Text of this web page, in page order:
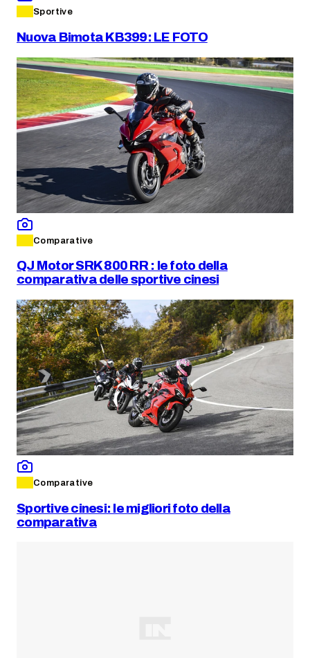
Sportive
Nuova Bimota KB399: LE FOTO
Comparative
QJ Motor SRK 800 RR : le foto della
comparativa delle sportive cinesi
Comparative
Sportive cinesi: le migliori foto della
comparativa